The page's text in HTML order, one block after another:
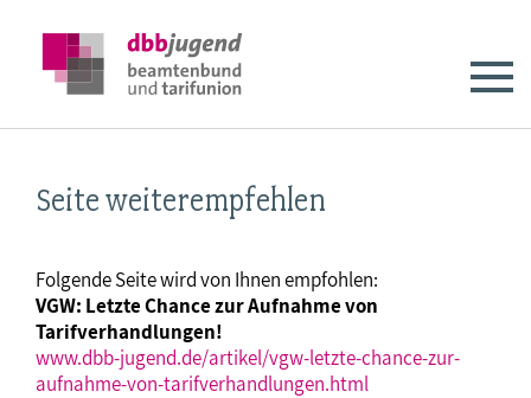
Seite weiterempfehlen
Folgende Seite wird von Ihnen empfohlen:
VGW: Letzte Chance zur Aufnahme von
Tarifverhandlungen!
www.dbb-jugend.de/artikel/vgw-letzte-chance-zur-
aufnahme-von-tarifverhandlungen.html